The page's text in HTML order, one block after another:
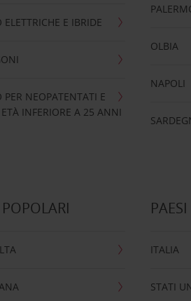
E IBRIDE
NEOPATENTATI E
INFERIORE A 25 ANNI
OLBIA
NAPOLI
ITALIA
STATI